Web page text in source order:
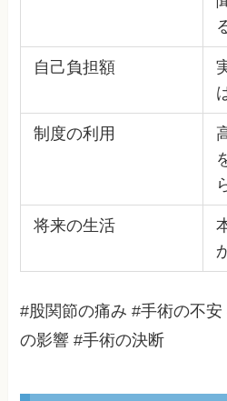
自己負担額
制度の利用
将来の生活
#股関節の痛み #手術の不
の影響 #手術の決断